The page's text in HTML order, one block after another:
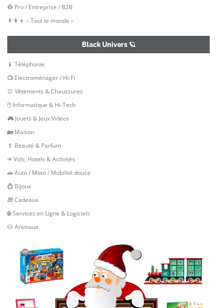
👷‍ Pro / Entreprise / B2B
👨‍👩‍👦 – Tout le monde –
Black Univers 🪐
📱 Téléphonie
📺 Electroménager / Hi-Fi
👚 Vêtements & Chaussures
🖱 Informatique & Hi-Tech
🎮 Jouets & Jeux Videos
🏡 Maison
💄 Beauté & Parfum
✈ Vols, Hotels & Activités
🚗 Auto / Moto / Mobilité douce
💍 Bijoux
🎁 Cadeaux
🌐 Services en Ligne & Logiciels
🐶 Animaux